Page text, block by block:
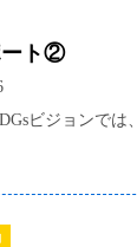
ート②
ビジョンでは